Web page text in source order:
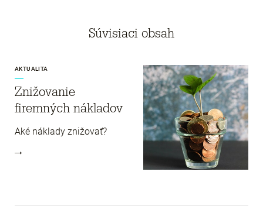
Súvisiaci obsah
AKTUALITA
Znižovanie
firemných nákladov
Aké náklady znižovať?